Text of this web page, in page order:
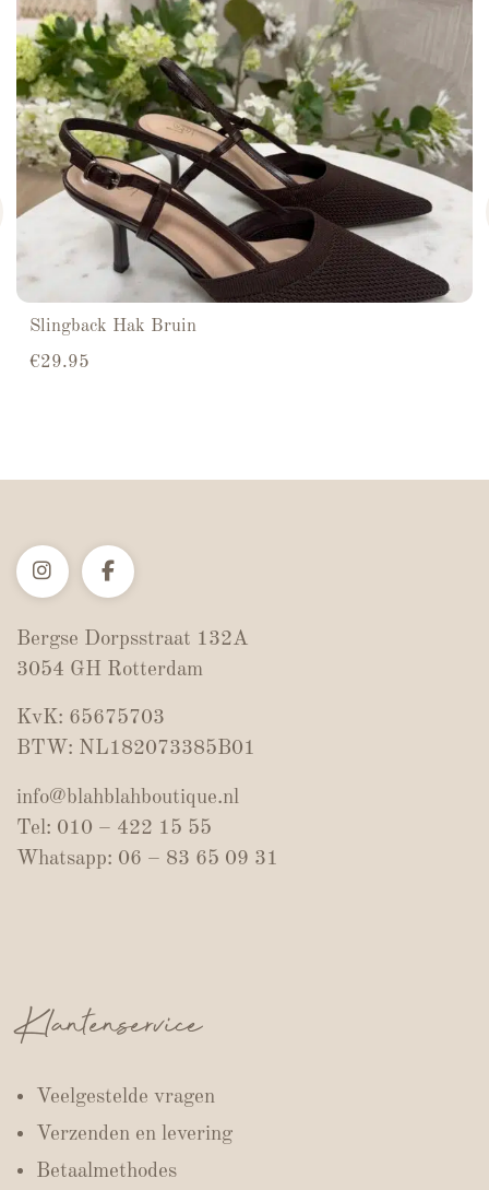
Slingback Hak Bruin
€29.95
Bergse Dorpsstraat 132A
3054 GH Rotterdam
KvK: 65675703
BTW: NL182073385B01
info@blahblahboutique.nl
Tel: 010 – 422 15 55
Whatsapp: 06 – 83 65 09 31
Klantenservice
Veelgestelde vragen
Verzenden en levering
Betaalmethodes